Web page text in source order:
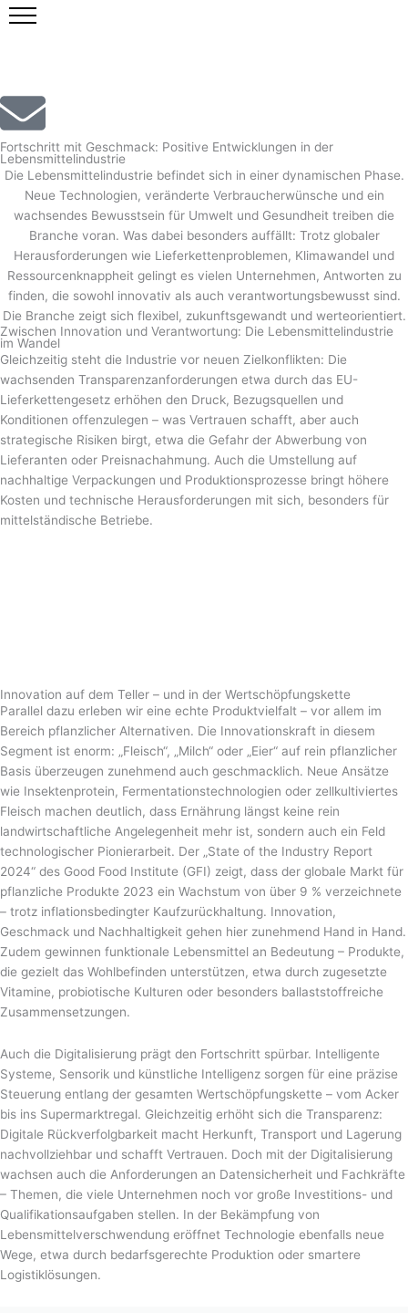
Zum
Fortschritt mit Geschmack: Positive Entwicklungen in der
Lebensmittelindustrie
Die Lebensmittelindustrie befindet sich in einer dynamischen Phase.
Neue Technologien, veränderte Verbraucherwünsche und ein
wachsendes Bewusstsein für Umwelt und Gesundheit treiben die
Branche voran. Was dabei besonders auffällt: Trotz globaler
Herausforderungen wie Lieferkettenproblemen, Klimawandel und
Ressourcenknappheit gelingt es vielen Unternehmen, Antworten zu
finden, die sowohl innovativ als auch verantwortungsbewusst sind.
Die Branche zeigt sich flexibel, zukunftsgewandt und werteorientiert.
Zwischen Innovation und Verantwortung: Die Lebensmittelindustrie
im Wandel
Gleichzeitig steht die Industrie vor neuen Zielkonflikten: Die
wachsenden Transparenzanforderungen etwa durch das EU-
Lieferkettengesetz erhöhen den Druck, Bezugsquellen und
Konditionen offenzulegen – was Vertrauen schafft, aber auch
strategische Risiken birgt, etwa die Gefahr der Abwerbung von
Lieferanten oder Preisnachahmung. Auch die Umstellung auf
nachhaltige Verpackungen und Produktionsprozesse bringt höhere
Kosten und technische Herausforderungen mit sich, besonders für
mittelständische Betriebe.
Innovation auf dem Teller – und in der Wertschöpfungskette
Parallel dazu erleben wir eine echte Produktvielfalt – vor allem im
Bereich pflanzlicher Alternativen. Die Innovationskraft in diesem
Segment ist enorm: „Fleisch“, „Milch“ oder „Eier“ auf rein pflanzlicher
Basis überzeugen zunehmend auch geschmacklich. Neue Ansätze
wie Insektenprotein, Fermentationstechnologien oder zellkultiviertes
Fleisch machen deutlich, dass Ernährung längst keine rein
landwirtschaftliche Angelegenheit mehr ist, sondern auch ein Feld
technologischer Pionierarbeit. Der „State of the Industry Report
2024“ des Good Food Institute (GFI) zeigt, dass der globale Markt für
pflanzliche Produkte 2023 ein Wachstum von über 9 % verzeichnete
– trotz inflationsbedingter Kaufzurückhaltung. Innovation,
Geschmack und Nachhaltigkeit gehen hier zunehmend Hand in Hand.
Zudem gewinnen funktionale Lebensmittel an Bedeutung – Produkte,
die gezielt das Wohlbefinden unterstützen, etwa durch zugesetzte
Vitamine, probiotische Kulturen oder besonders ballaststoffreiche
Zusammensetzungen.
Auch die Digitalisierung prägt den Fortschritt spürbar. Intelligente
Systeme, Sensorik und künstliche Intelligenz sorgen für eine präzise
Steuerung entlang der gesamten Wertschöpfungskette – vom Acker
bis ins Supermarktregal. Gleichzeitig erhöht sich die Transparenz:
Digitale Rückverfolgbarkeit macht Herkunft, Transport und Lagerung
nachvollziehbar und schafft Vertrauen. Doch mit der Digitalisierung
wachsen auch die Anforderungen an Datensicherheit und Fachkräfte
– Themen, die viele Unternehmen noch vor große Investitions- und
Qualifikationsaufgaben stellen. In der Bekämpfung von
Lebensmittelverschwendung eröffnet Technologie ebenfalls neue
Wege, etwa durch bedarfsgerechte Produktion oder smartere
Logistiklösungen.